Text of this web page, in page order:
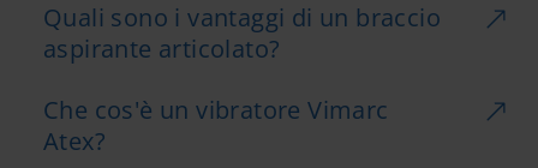
Quali sono i vantaggi di un braccio
aspirante articolato?
Che cos'è un vibratore Vimarc
Atex?